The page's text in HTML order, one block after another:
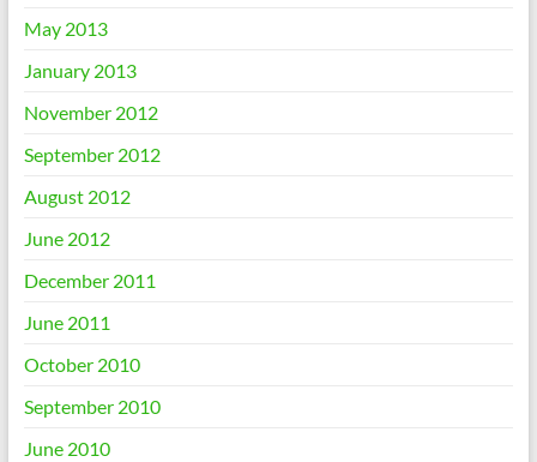
May 2013
January 2013
November 2012
September 2012
August 2012
June 2012
December 2011
June 2011
October 2010
September 2010
June 2010